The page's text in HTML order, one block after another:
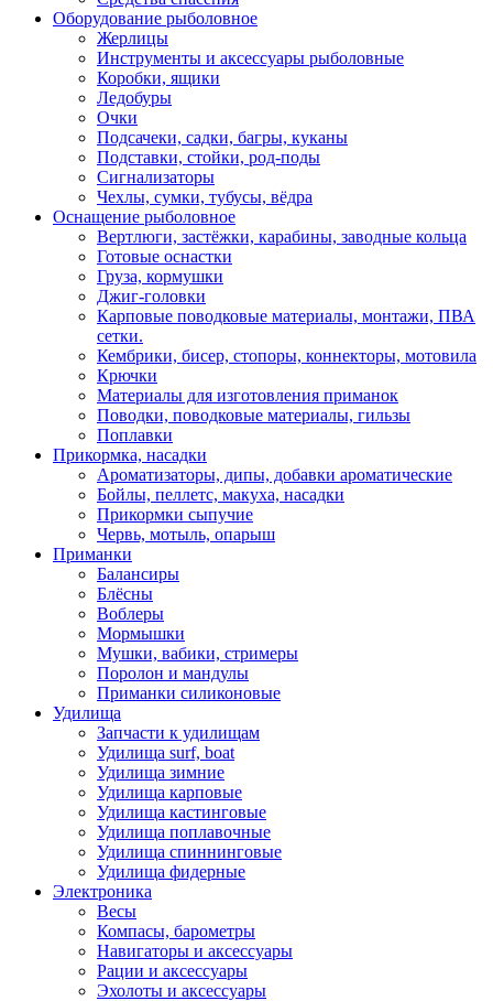
Оборудование рыболовное
Жерлицы
Инструменты и аксессуары рыболовные
Коробки, ящики
Ледобуры
Очки
Подсачеки, садки, багры, куканы
Подставки, стойки, род-поды
Сигнализаторы
Чехлы, сумки, тубусы, вёдра
Оснащение рыболовное
Вертлюги, застёжки, карабины, заводные кольца
Готовые оснастки
Груза, кормушки
Джиг-головки
Карповые поводковые материалы, монтажи, ПВА
сетки.
Кембрики, бисер, стопоры, коннекторы, мотовила
Крючки
Материалы для изготовления приманок
Поводки, поводковые материалы, гильзы
Поплавки
Прикормка, насадки
Ароматизаторы, дипы, добавки ароматические
Бойлы, пеллетс, макуха, насадки
Прикормки сыпучие
Червь, мотыль, опарыш
Приманки
Балансиры
Блёсны
Воблеры
Мормышки
Мушки, вабики, стримеры
Поролон и мандулы
Приманки силиконовые
Удилища
Запчасти к удилищам
Удилища surf, boat
Удилища зимние
Удилища карповые
Удилища кастинговые
Удилища поплавочные
Удилища спиннинговые
Удилища фидерные
Электроника
Весы
Компасы, барометры
Навигаторы и аксессуары
Рации и аксессуары
Эхолоты и аксессуары